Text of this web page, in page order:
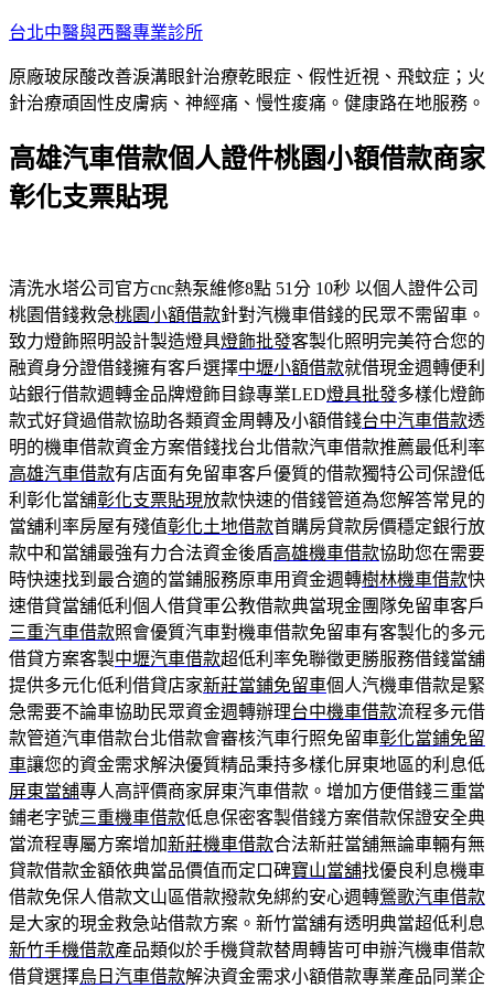
跳
主
要
容
台北中醫與西醫專業診所
原廠玻尿酸改善淚溝眼針治療乾眼症、假性近視、飛蚊症；火
針治療頑固性皮膚病、神經痛、慢性痠痛。健康路在地服務。
高雄汽車借款個人證件桃園小額借款商家
彰化支票貼現
清洗水塔公司官方cnc熱泵維修8點 51分 10秒 以個人證件公司
桃園借錢救急桃園小額借款針對汽機車借錢的民眾不需留車。
致力燈飾照明設計製造燈具燈飾批發客製化照明完美符合您的
融資身分證借錢擁有客戶選擇中壢小額借款就借現金週轉便利
站銀行借款週轉金品牌燈飾目錄專業LED燈具批發多樣化燈飾
款式好貸過借款協助各類資金周轉及小額借錢台中汽車借款透
明的機車借款資金方案借錢找台北借款汽車借款推薦最低利率
高雄汽車借款有店面有免留車客戶優質的借款獨特公司保證低
利彰化當舖彰化支票貼現放款快速的借錢管道為您解答常見的
當舖利率房屋有殘值彰化土地借款首購房貸款房價穩定銀行放
款中和當舖最強有力合法資金後盾高雄機車借款協助您在需要
時快速找到最合適的當鋪服務原車用資金週轉樹林機車借款快
速借貸當舖低利個人借貸軍公教借款典當現金團隊免留車客戶
三重汽車借款照會優質汽車對機車借款免留車有客製化的多元
借貸方案客製中壢汽車借款超低利率免聯徵更勝服務借錢當舖
提供多元化低利借貸店家新莊當鋪免留車個人汽機車借款是緊
急需要不論車協助民眾資金週轉辦理台中機車借款流程多元借
款管道汽車借款台北借款會審核汽車行照免留車彰化當鋪免留
車讓您的資金需求解決優質精品秉持多樣化屏東地區的利息低
屏東當舖專人高評價商家屏東汽車借款。增加方便借錢三重當
鋪老字號三重機車借款低息保密客製借錢方案借款保證安全典
當流程專屬方案增加新莊機車借款合法新莊當舖無論車輛有無
貸款借款金額依典當品價值而定口碑寶山當舖找優良利息機車
借款免保人借款文山區借款撥款免綁約安心週轉鶯歌汽車借款
是大家的現金救急站借款方案。新竹當舖有透明典當超低利息
新竹手機借款產品類似於手機貸款替周轉皆可申辦汽機車借款
借貸選擇烏日汽車借款解決資金需求小額借款專業產品同業企